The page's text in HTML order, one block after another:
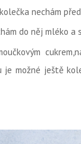
nechám
do něj mléko a
možné ještě